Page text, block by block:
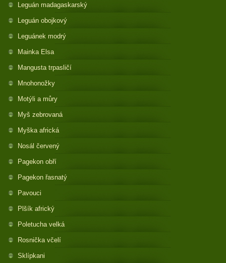
Leguán madagaskarský
Leguán obojkový
Leguánek modrý
Mainka Elsa
Mangusta trpasličí
Mnohonožky
Motýli a můry
Myš zebrovaná
Myška africká
Nosál červený
Pagekon obří
Pagekon řasnatý
Pavouci
Plšík africký
Poletucha velká
Rosnička včelí
Sklípkani